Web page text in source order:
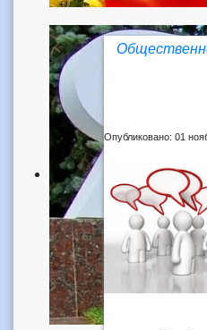
Опубликовано: 01